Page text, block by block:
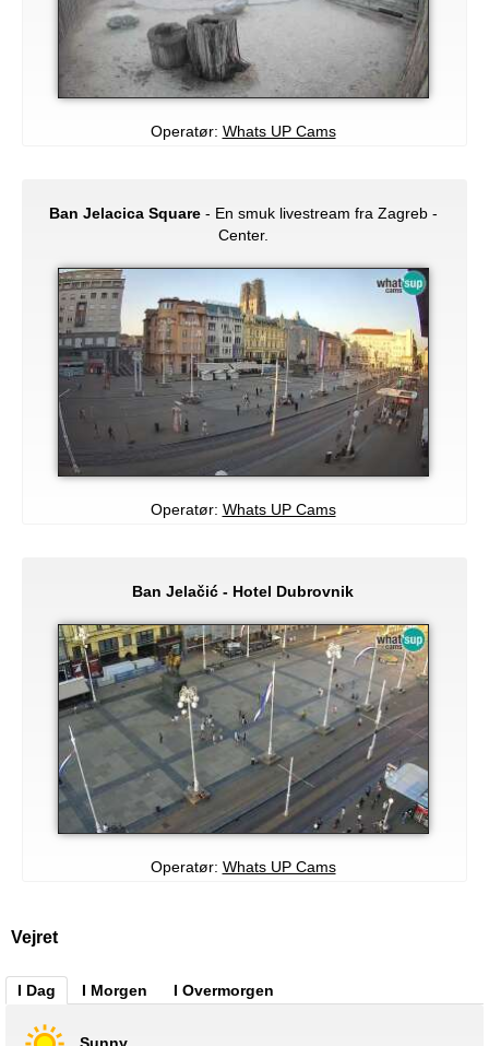
Operatør: Whats UP Cams
Ban Jelacica Square - En smuk livestream fra Zagreb -
Center.
Operatør: Whats UP Cams
Ban Jelačić - Hotel Dubrovnik
Operatør: Whats UP Cams
Vejret
I Dag I Morgen I Overmorgen